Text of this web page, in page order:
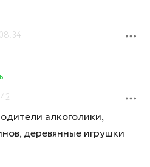
алкоголики,
деревянные игрушки